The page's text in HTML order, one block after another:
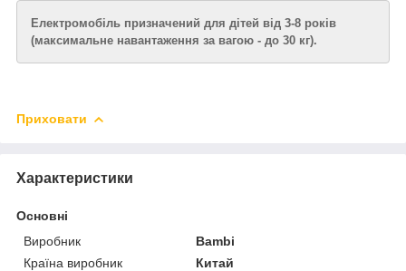
Електромобіль призначений для дітей від 3-8 років
(максимальне навантаження за вагою - до 30 кг).
Приховати
Характеристики
Основні
Виробник
Bambi
Країна виробник
Китай